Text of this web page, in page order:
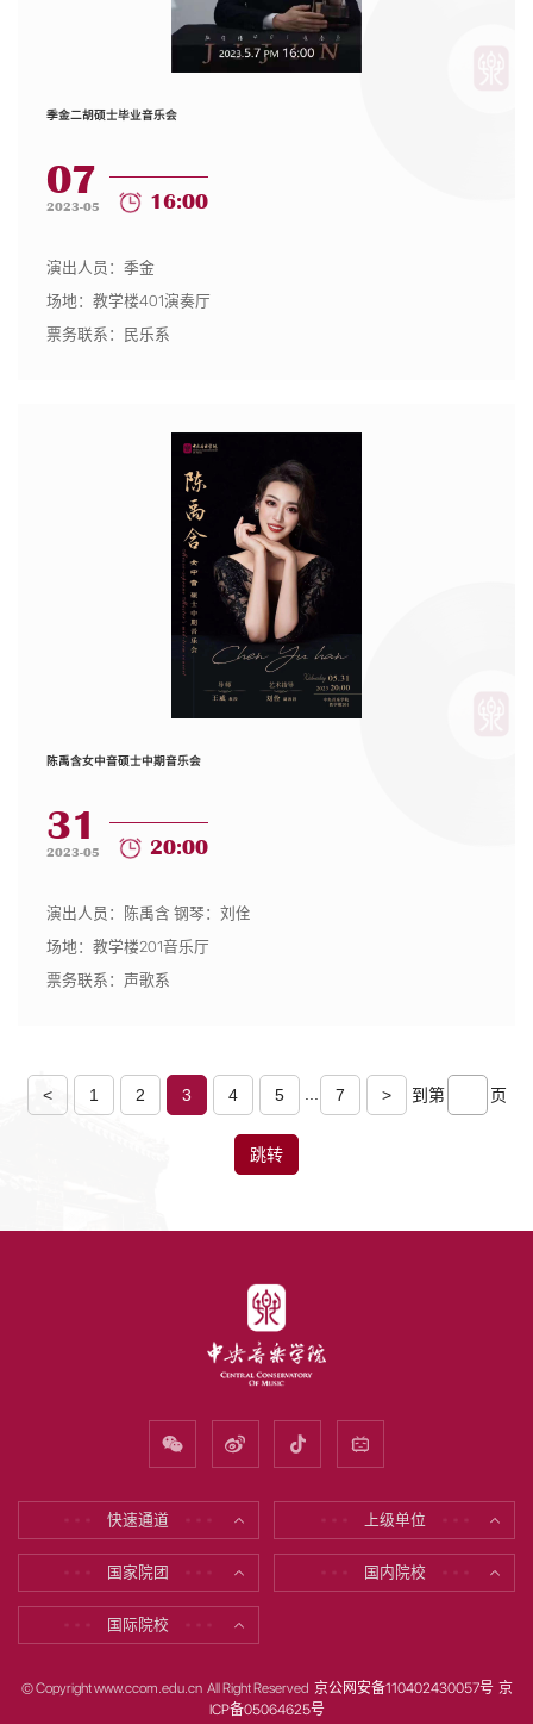
季金二胡硕士毕业音乐会
07
2023-05 16:00
演出人员：季金
场地：教学楼401演奏厅
票务联系：民乐系
陈禹含女中音硕士中期音乐会
31
2023-05 20:00
演出人员：陈禹含 钢琴：刘佺
场地：教学楼201音乐厅
票务联系：声歌系
< 1 2 3 4 5 7 > 到第 页
跳转
快速通道 上级单位
国家院团 国内院校
国际院校
© Copyright www.ccom.edu.cn All Right Reserved 京公网安备110402430057号 京
ICP备05064625号